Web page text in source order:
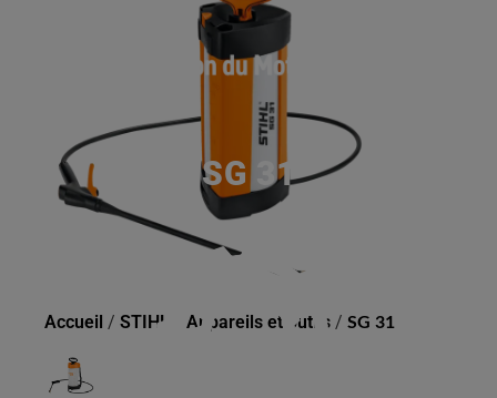
SG 31
Accueil / STIHL Appareils et outils / SG 31